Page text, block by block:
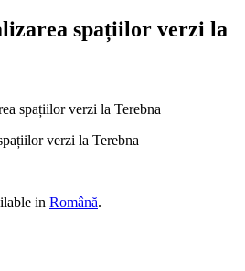
spațiilor verzi la
spațiilor verzi la Terebna
in Română.